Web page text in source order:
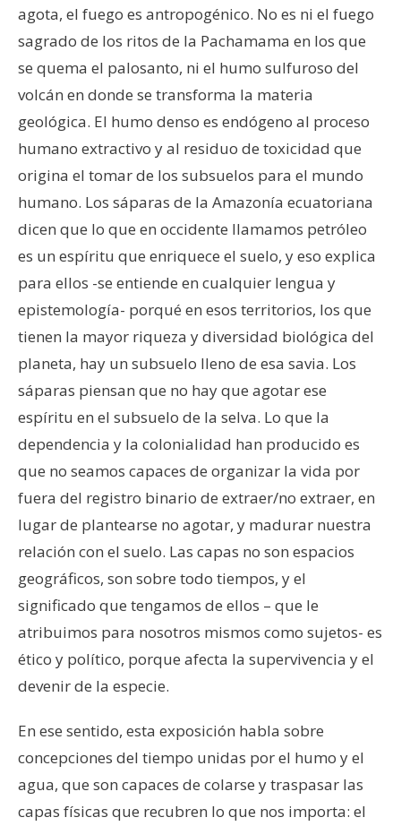
agota, el fuego es antropogénico. No es ni el fuego
sagrado de los ritos de la Pachamama en los que
se quema el palosanto, ni el humo sulfuroso del
volcán en donde se transforma la materia
geológica. El humo denso es endógeno al proceso
humano extractivo y al residuo de toxicidad que
origina el tomar de los subsuelos para el mundo
humano. Los sáparas de la Amazonía ecuatoriana
dicen que lo que en occidente llamamos petróleo
es un espíritu que enriquece el suelo, y eso explica
para ellos -se entiende en cualquier lengua y
epistemología- porqué en esos territorios, los que
tienen la mayor riqueza y diversidad biológica del
planeta, hay un subsuelo lleno de esa savia. Los
sáparas piensan que no hay que agotar ese
espíritu en el subsuelo de la selva. Lo que la
dependencia y la colonialidad han producido es
que no seamos capaces de organizar la vida por
fuera del registro binario de extraer/no extraer, en
lugar de plantearse no agotar, y madurar nuestra
relación con el suelo. Las capas no son espacios
geográficos, son sobre todo tiempos, y el
significado que tengamos de ellos – que le
atribuimos para nosotros mismos como sujetos- es
ético y político, porque afecta la supervivencia y el
devenir de la especie.
En ese sentido, esta exposición habla sobre
concepciones del tiempo unidas por el humo y el
agua, que son capaces de colarse y traspasar las
capas físicas que recubren lo que nos importa: el